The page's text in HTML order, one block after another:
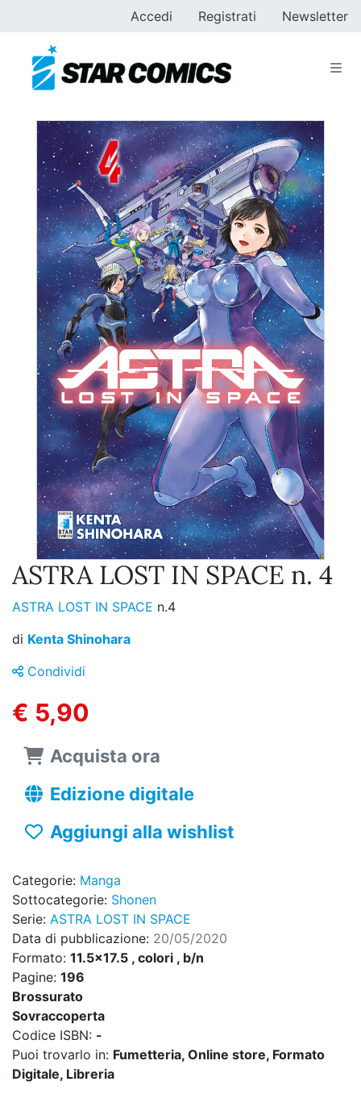
Accedi Registrati Newsletter
ASTRA LOST IN SPACE n. 4
ASTRA LOST IN SPACE n.4
di Kenta Shinohara
Condividi
€ 5,90
Acquista ora
Edizione digitale
Aggiungi alla wishlist
Categorie: Manga
Sottocategorie: Shonen
Serie: ASTRA LOST IN SPACE
Data di pubblicazione: 20/05/2020
Formato: 11.5x17.5 , colori , b/n
Pagine: 196
Brossurato
Sovraccoperta
Codice ISBN: -
Puoi trovarlo in: Fumetteria, Online store, Formato
Digitale, Libreria